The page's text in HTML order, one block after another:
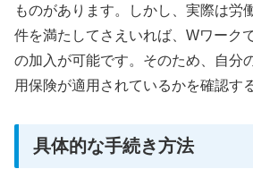
ものがあります。しかし、実際は労
件を満たしてさえいれば、Wワーク
の加入が可能です。そのため、自分
用保険が適用されているかを確認す
具体的な手続き方法